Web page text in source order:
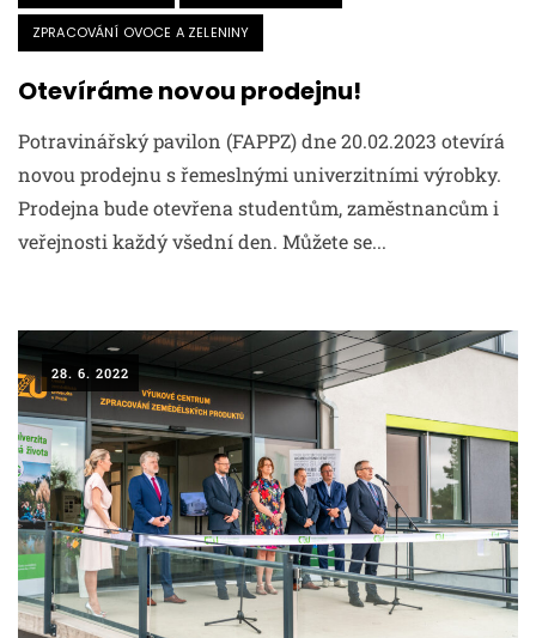
ZPRACOVÁNÍ OVOCE A ZELENINY
Otevíráme novou prodejnu!
Potravinářský pavilon (FAPPZ) dne 20.02.2023 otevírá
novou prodejnu s řemeslnými univerzitními výrobky.
Prodejna bude otevřena studentům, zaměstnancům i
veřejnosti každý všední den. Můžete se...
28. 6. 2022